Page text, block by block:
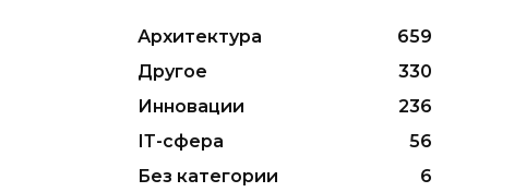
Архитектура
659
Другое
330
Инновации
236
ІТ-сфера
56
Без категории
6